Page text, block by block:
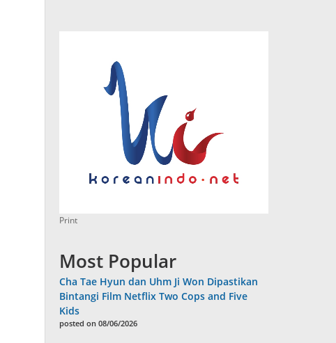
Print
Most Popular
Cha Tae Hyun dan Uhm Ji Won Dipastikan
Bintangi Film Netflix Two Cops and Five
Kids
posted on 08/06/2026